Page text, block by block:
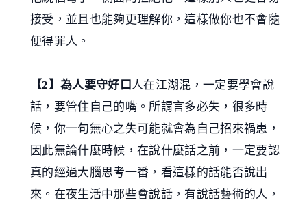
接受，並且也能夠更理解你，這樣做你也不會隨
便得罪人。
【2】為人要守好口 人在江湖混，一定要學會說
話，要管住自己的嘴。所謂言多必失，很多時
候，你一句無心之失可能就會為自己招來禍患，
因此無論什麼時候，在說什麼話之前，一定要認
真的經過大腦思考一番，看這樣的話能否說出
來。在夜生活中那些會說話，有說話藝術的人，